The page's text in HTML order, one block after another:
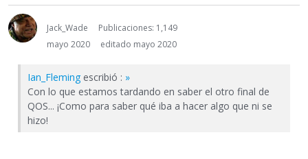
Jack_Wade
Publicaciones: 1,149
mayo 2020
editado mayo 2020
Ian_Fleming escribió : »
Con lo que estamos tardando en saber el otro final de
QOS... ¡Como para saber qué iba a hacer algo que ni se
hizo!